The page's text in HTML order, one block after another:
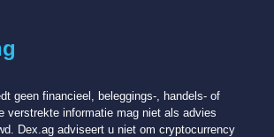
geen financieel, beleggings-, handels- of
verstrekte informatie mag niet als advies
Dex.ag adviseert u niet om cryptocurrency